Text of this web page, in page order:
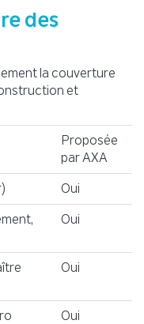
des
la couverture
et
Proposée
par AXA
Oui
Oui
Oui
Oui